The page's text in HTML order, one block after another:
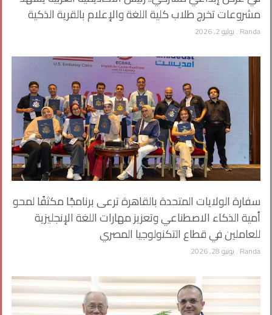
مشروعات تخرج طلاب كلية اللغة والإعلام بالقرية الذكية
Randa يوليو 2, 2026
سفارة الولايات المتحدة بالقاهرة ترعى برنامجًا مكثفًا لمحو
أمية الذكاء الاصطناعي وتعزيز مهارات اللغة الإنجليزية
للعاملين في قطاع التكنولوجيا المصري
Randa يونيو 28, 2026